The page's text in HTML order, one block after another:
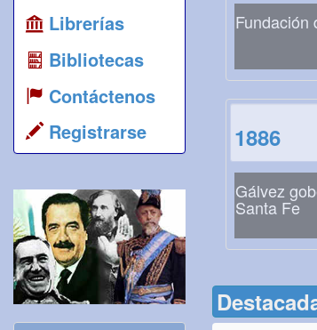
Librerías
Bibliotecas
Contáctenos
Registrarse
Fundación
1886
Gálvez
Santa Fe